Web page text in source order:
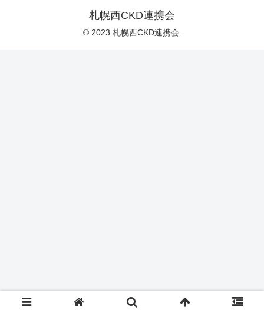
札幌西CKD連携会
© 2023 札幌西CKD連携会.